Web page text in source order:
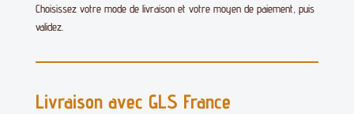
Choisissez votre mode de livraison et votre moyen de paiement, puis
validez.
Livraison avec GLS France